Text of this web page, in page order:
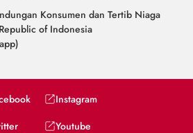
Konsumen dan Tertib Niaga
of Indonesia
Instagram
Youtube